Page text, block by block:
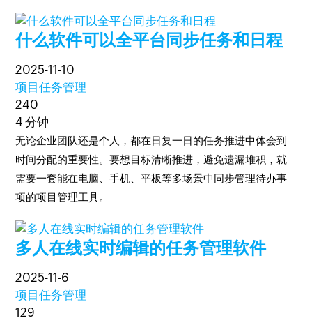
什么软件可以全平台同步任务和日程
2025-11-10
项目任务管理
240
4 分钟
无论企业团队还是个人，都在日复一日的任务推进中体会到
时间分配的重要性。要想目标清晰推进，避免遗漏堆积，就
需要一套能在电脑、手机、平板等多场景中同步管理待办事
项的项目管理工具。
多人在线实时编辑的任务管理软件
2025-11-6
项目任务管理
129